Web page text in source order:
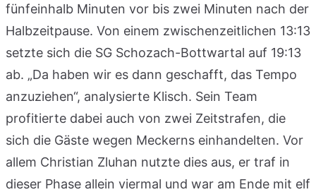
fünfeinhalb Minuten vor bis zwei Minuten nach der
Halbzeitpause. Von einem zwischenzeitlichen 13:13
setzte sich die SG Schozach-Bottwartal auf 19:13
ab. „Da haben wir es dann geschafft, das Tempo
anzuziehen“, analysierte Klisch. Sein Team
profitierte dabei auch von zwei Zeitstrafen, die
sich die Gäste wegen Meckerns einhandelten. Vor
allem Christian Zluhan nutzte dies aus, er traf in
dieser Phase allein viermal und war am Ende mit elf